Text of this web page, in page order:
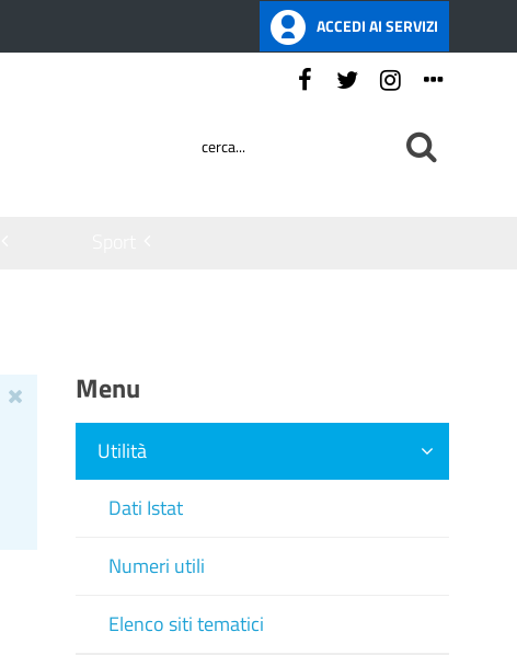
ACCEDI AI SERVIZI
Menu
Utilità
Dati Istat
Numeri utili
Elenco siti tematici